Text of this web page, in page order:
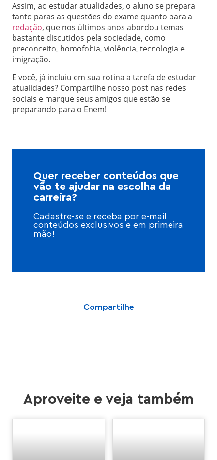
Assim, ao estudar atualidades, o aluno se prepara
tanto paras as questões do exame quanto para a
redação, que nos últimos anos abordou temas
bastante discutidos pela sociedade, como
preconceito, homofobia, violência, tecnologia e
imigração.
E você, já incluiu em sua rotina a tarefa de estudar
atualidades? Compartilhe nosso post nas redes
sociais e marque seus amigos que estão se
preparando para o Enem!
Quer receber conteúdos que
vão te ajudar na escolha da
carreira?
Cadastre-se e receba por e-mail
conteúdos exclusivos e em primeira
mão!
Compartilhe
Aproveite e veja também